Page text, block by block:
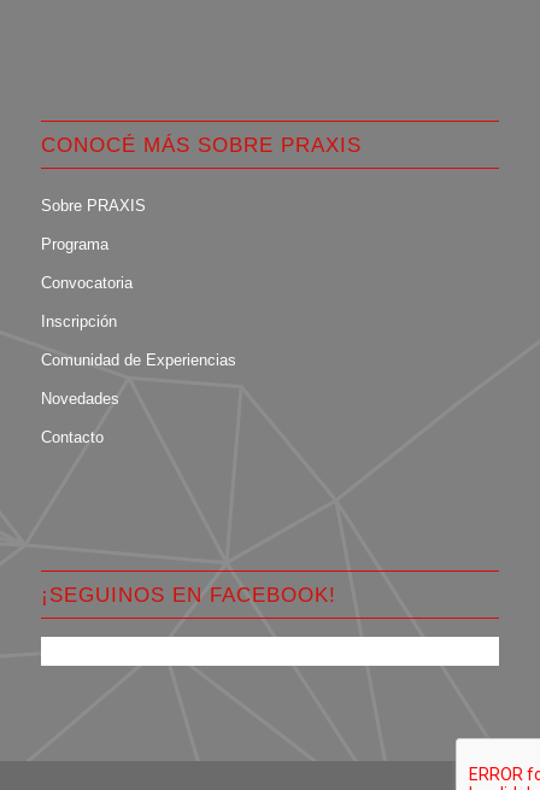
CONOCÉ MÁS SOBRE PRAXIS
Sobre PRAXIS
Programa
Convocatoria
Inscripción
Comunidad de Experiencias
Novedades
Contacto
¡SEGUINOS EN FACEBOOK!